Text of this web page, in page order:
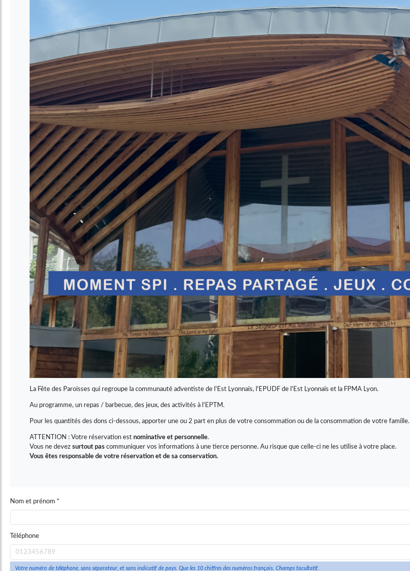
La Fête des Paroisses qui regroupe la communauté adventiste de l'Est Lyonnais, l'EPUDF de l'Est Lyonnais et la FPMA Lyon.
Au programme, un repas / barbecue, des jeux, des activités à l'EPTM.
Pour les quantités des dons ci-dessous, apporter une ou 2 part en plus de votre consommation ou de la consommation de votre famille.
ATTENTION : Votre réservation est nominative et personnelle.
Vous ne devez surtout pas communiquer vos informations à une tierce personne. Au risque que celle-ci ne les utilise à votre place.
Vous êtes responsable de votre réservation et de sa conservation.
Nom et prénom
Téléphone
Votre numéro de téléphone, sans séparateur, et sans indicatif de pays. Que les 10 chiffres des numéros français. Champs facultatif.